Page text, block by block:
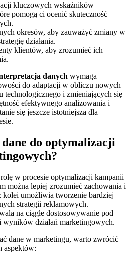
kluczowych wskaźników
pomogą ci ocenić skuteczność
okresów, aby zauważyć zmiany w
działania.
klientów, aby zrozumieć ich
danych wymaga
do adaptacji w obliczu nowych
technologicznego i zmieniających się
efektywnego analizowania i
się jeszcze istotniejsza dla
do optymalizacji
w procesie optymalizacji kampanii
można lepiej zrozumieć zachowania i
kolei umożliwia tworzenie bardziej
strategii reklamowych.
na ciągłe dostosowywanie pod
wyników działań marketingowych.
dane w marketingu, warto zwrócić
aspektów: